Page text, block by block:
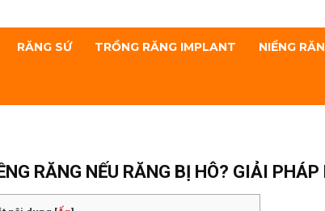
RĂNG SỨ TRỒNG RĂNG IMPLANT NIỀNG
RĂNG NẾU RĂNG BỊ HÔ? GIẢI